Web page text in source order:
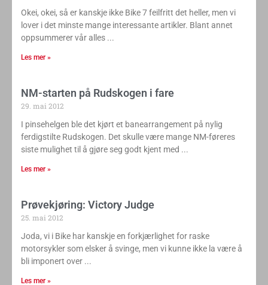
Okei, okei, så er kanskje ikke Bike 7 feilfritt det heller, men vi
lover i det minste mange interessante artikler. Blant annet
oppsummerer vår alles
Les mer »
NM-starten på Rudskogen i fare
29. mai 2012
I pinsehelgen ble det kjørt et banearrangement på nylig
ferdigstilte Rudskogen. Det skulle være mange NM-føreres
siste mulighet til å gjøre seg godt kjent med
Les mer »
Prøvekjøring: Victory Judge
25. mai 2012
Joda, vi i Bike har kanskje en forkjærlighet for raske
motorsykler som elsker å svinge, men vi kunne ikke la være å
bli imponert over
Les mer »